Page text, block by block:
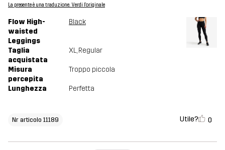
La presente è una traduzione. Verdi l'originale
Flow High-
waisted
Leggings
Black
Taglia
acquistata
XL, Regular
Misura
percepita
Troppo piccola
Lunghezza Perfetta
Nr articolo 11189 Utile? 0